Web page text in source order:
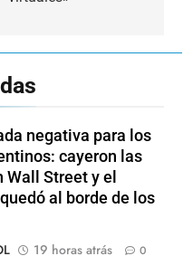
negativa para los
cayeron las
Wall Street y el
al borde de los
19 horas atrás 0